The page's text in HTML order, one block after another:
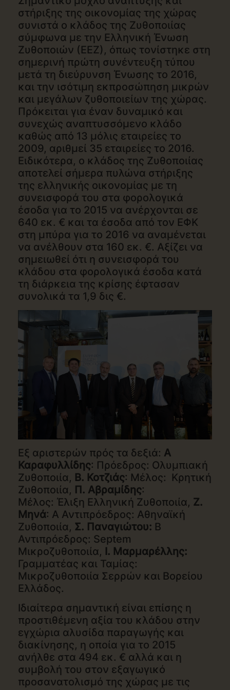
στήριξης της οικονομίας της χώρας
συνιστά ο κλάδος της Ζυθοποιίας
σύμφωνα με την Ελληνική Ένωση
Ζυθοποιών (ΕΕΖ), όπως τονίστηκε στη
σημερινή πρώτη συνέντευξη τύπου
μετά τη διεύρυνση Ένωσης το 2016,
και την ισότιμη εκπροσώπηση μικρών
και μεγάλων ζυθοποιείων της χώρας.
Πρόκειται για έναν δυναμικό και
συνεχώς αναπτυσσόμενο κλάδο
καθώς από 13 μόλις εταιρείες το
2009, αριθμεί 35 εταιρείες το 2016.
Ειδικότερα, ο κλάδος της Ζυθοποιίας
αποτελεί σήμερα πυλώνα στήριξης
της ελληνικής οικονομίας με τη
συνεισφορά του στα φορολογικά
έσοδα για το 2015 να ανέρχονται σε
640 εκ. € και τα έσοδα από τον ΕΦΚ
στη μπύρα για το 2016 να αναμένεται
να ανέλθουν στα 160 εκ. €. Αξίζει να
σημειωθεί ότι η συνεισφορά του
κλάδου στα φορολογικά έσοδα κατά
τη διάρκεια της κρίσης έφτασαν
συνολικά τα 1,9 δις €.
Εξ αριστερών πρός τα δεξιά: A
Καραφυλλίδης: Πρόεδρος: Ολυμπιακή
Ζυθοποιία, B. Κοτζιάς: Μέλος: Κρητική
Ζυθοποιία, Π. Αβραμίδης:
Μέλος: Έλιξη Ελληνική Ζυθοποιία, Ζ.
Μηνά: Α Αντιπρόεδρος: Αθηναϊκή
Ζυθοποιία, Σ. Παναγιώτου: Β
Αντιπρόεδρος: Septem
Μικροζυθοποιία, Ι. Μαρμαρέλλης:
Γραμματέας και Ταμίας:
Μικροζυθοποιία Σερρών και Βορείου
Ελλάδος.
Ιδιαίτερα σημαντική είναι επίσης η
προστιθέμενη αξία του κλάδου στην
εγχώρια αλυσίδα παραγωγής και
διακίνησης, η οποία για το 2015
ανήλθε στα 494 εκ. € αλλά και η
συμβολή του στον εξαγωγικό
προσανατολισμό της χώρας με τις